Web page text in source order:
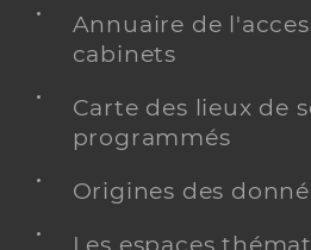
Annuaire de
cabinets
Carte des lieux de
programmés
Origines des